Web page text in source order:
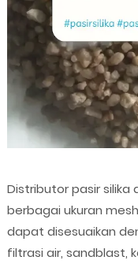
Distributor pasir silika
berbagai ukuran
dapat disesuaikan
filtrasi air, sandblast,